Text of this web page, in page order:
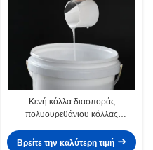
Κενή κόλλα διασποράς
πολυουρεθάνιου κόλλας
διαμόρφωσης για την ξυλουργική
Βρείτε την καλύτερη τιμή